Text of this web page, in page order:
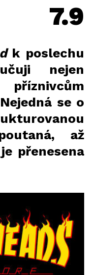
7.9
k poslechu
nejen
se o
až
přenesena